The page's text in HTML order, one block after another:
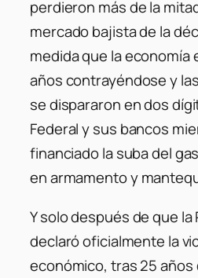
perdieron más de la
mercado bajista de la
medida que la economía
años contrayéndose y
se dispararon en dos
Federal y sus bancos
financiado la suba del
en armamento y
Y solo después de que la
declaró oficialmente la
económico, tras 25 años